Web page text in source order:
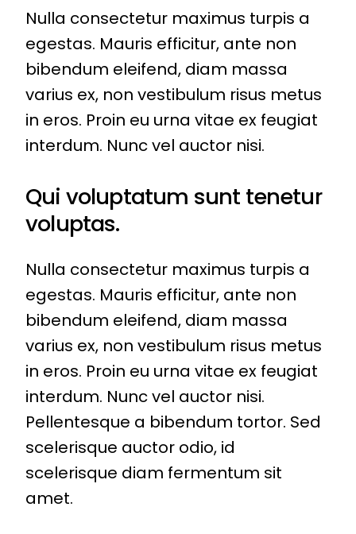
Nulla consectetur maximus turpis a
egestas. Mauris efficitur, ante non
bibendum eleifend, diam massa
varius ex, non vestibulum risus metus
in eros. Proin eu urna vitae ex feugiat
interdum. Nunc vel auctor nisi.
Qui voluptatum sunt tenetur
voluptas.
Nulla consectetur maximus turpis a
egestas. Mauris efficitur, ante non
bibendum eleifend, diam massa
varius ex, non vestibulum risus metus
in eros. Proin eu urna vitae ex feugiat
interdum. Nunc vel auctor nisi.
Pellentesque a bibendum tortor. Sed
scelerisque auctor odio, id
scelerisque diam fermentum sit
amet.